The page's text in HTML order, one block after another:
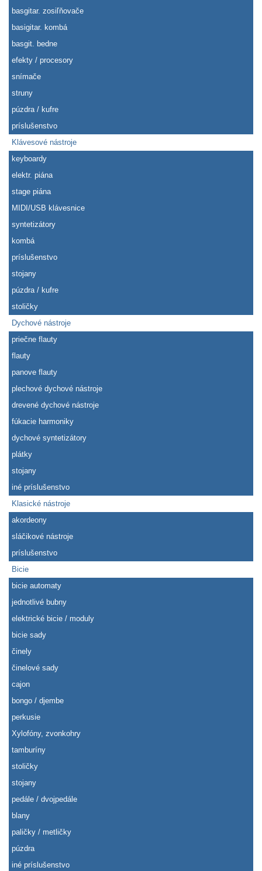
basgitar. zosiľňovače
basigitar. kombá
basgit. bedne
efekty / procesory
snímače
struny
púzdra / kufre
príslušenstvo
Klávesové nástroje
keyboardy
elektr. piána
stage piána
MIDI/USB klávesnice
syntetizátory
kombá
príslušenstvo
stojany
púzdra / kufre
stoličky
Dychové nástroje
priečne flauty
flauty
panove flauty
plechové dychové nástroje
drevené dychové nástroje
fúkacie harmoniky
dychové syntetizátory
plátky
stojany
iné príslušenstvo
Klasické nástroje
akordeony
sláčikové nástroje
príslušenstvo
Bicie
bicie automaty
jednotlivé bubny
elektrické bicie / moduly
bicie sady
činely
činelové sady
cajon
bongo / djembe
perkusie
Xylofóny, zvonkohry
tamburíny
stoličky
stojany
pedále / dvojpedále
blany
paličky / metličky
púzdra
iné príslušenstvo